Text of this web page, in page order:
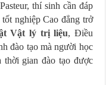
thí sinh cần đáp
nghiệp Cao đẳng trở
Vật lý trị liệu, Điều
đào tạo mà người học
thời gian đào tạo được